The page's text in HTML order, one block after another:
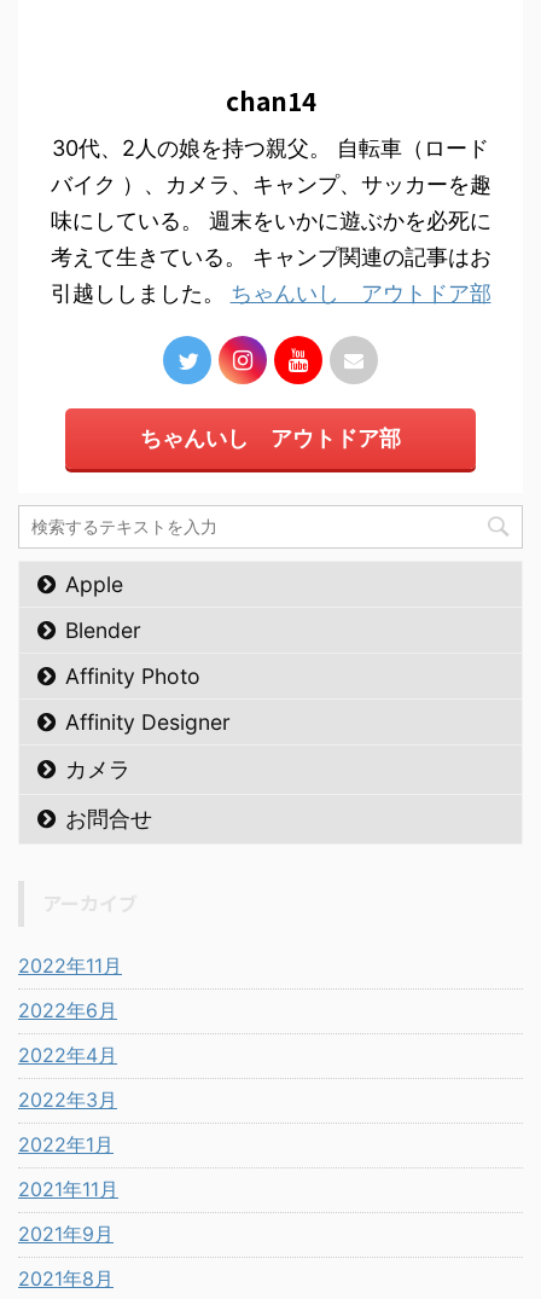
chan14
30代、2人の娘を持つ親父。 自転車（ロード
バイク ）、カメラ、キャンプ、サッカーを趣
味にしている。 週末をいかに遊ぶかを必死に
考えて生きている。 キャンプ関連の記事はお
引越ししました。 ちゃんいし アウトドア部
ちゃんいし アウトドア部
Apple
Blender
Affinity Photo
Affinity Designer
カメラ
お問合せ
2022年11月
2022年6月
2022年4月
2022年3月
2022年1月
2021年11月
2021年9月
2021年8月